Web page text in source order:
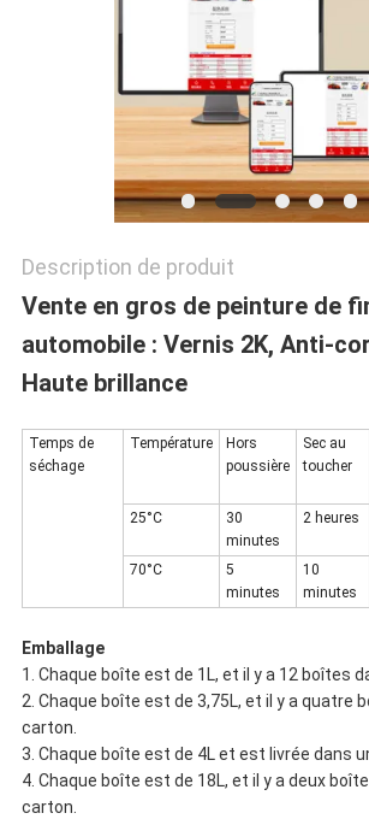
POLITIQUE
DE
CONFIDENTIALITÉ
Description de produit
Vente en gros de peinture de
automobile : Vernis 2K, Anti-
Haute brillance
Temps de
séchage
Température
Hors
poussière
Sec au
toucher
25°C
30
minutes
2 heures
70°C
5
minutes
10
minutes
Emballage
1. Chaque boîte est de 1L, et il y a 12 boîtes
2. Chaque boîte est de 3,75L, et il y a quatre
carton.
3. Chaque boîte est de 4L et est livrée dans
4. Chaque boîte est de 18L, et il y a deux
carton.